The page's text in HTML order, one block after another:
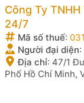
Công Ty
24/7
Mã số thuế:
Người đại diện:
Địa chỉ: 47/1
Phố Hồ Chí Minh,